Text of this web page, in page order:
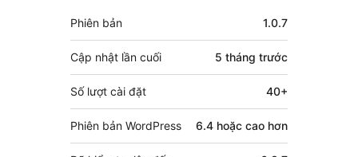
Meta
Phiên bản 1.0.7
Cập nhật lần cuối 5 tháng trước
Số lượt cài đặt 40+
Phiên bản WordPress 6.4 hoặc cao hơn